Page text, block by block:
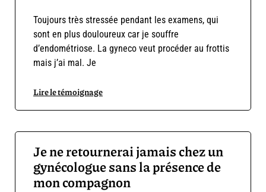
Toujours très stressée pendant les examens, qui
sont en plus douloureux car je souffre
d’endométriose. La gyneco veut procéder au frottis
mais j’ai mal. Je
Lire le témoignage
Je ne retournerai jamais chez un
gynécologue sans la présence de
mon compagnon